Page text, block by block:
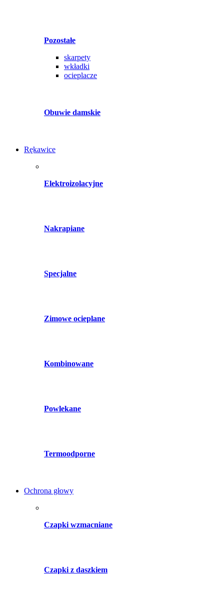
Pozostałe
skarpety
wkładki
ocieplacze
Obuwie damskie
Rękawice
Elektroizolacyjne
Nakrapiane
Specjalne
Zimowe ocieplane
Kombinowane
Powlekane
Termoodporne
Ochrona głowy
Czapki wzmacniane
Czapki z daszkiem